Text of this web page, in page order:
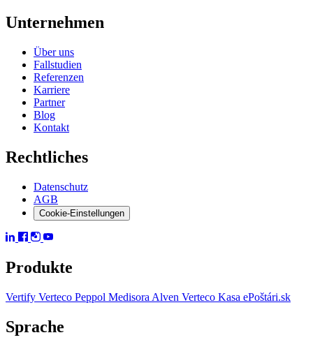
Unternehmen
Über uns
Fallstudien
Referenzen
Karriere
Partner
Blog
Kontakt
Rechtliches
Datenschutz
AGB
Cookie-Einstellungen
Produkte
Vertify Verteco Peppol Medisora Alven Verteco Kasa ePoštári.sk
Sprache